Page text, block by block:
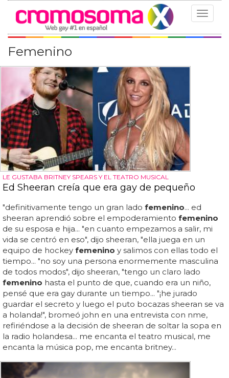
Toggle
Femenino
LE GUSTABA BRITNEY SPEARS Y EL TEATRO MUSICAL
Ed Sheeran creía que era gay de pequeño
"definitivamente tengo un gran lado femenino... ed
sheeran aprendió sobre el empoderamiento femenino
de su esposa e hija... "en cuanto empezamos a salir, mi
vida se centró en eso", dijo sheeran, "ella juega en un
equipo de hockey femenino y salimos con ellas todo el
tiempo... "no soy una persona enormemente masculina
de todos modos", dijo sheeran, "tengo un claro lado
femenino hasta el punto de que, cuando era un niño,
pensé que era gay durante un tiempo... "¡he jurado
guardar el secreto y luego el puto bocazas sheeran se va
a holanda!", bromeó john en una entrevista con nme,
refiriéndose a la decisión de sheeran de soltar la sopa en
la radio holandesa... me encanta el teatro musical, me
encanta la música pop, me encanta britney...